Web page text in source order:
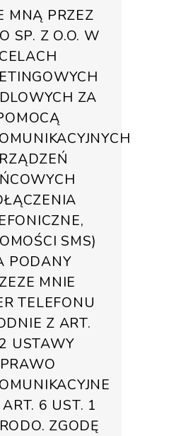
MNĄ PRZEZ
SP. Z O.O. W
CELACH
ZA
SMS)
PODANY
MNIE
TELEFONU
Z ART.
USTAWY
PRAWO
6 UST. 1
ZGODĘ